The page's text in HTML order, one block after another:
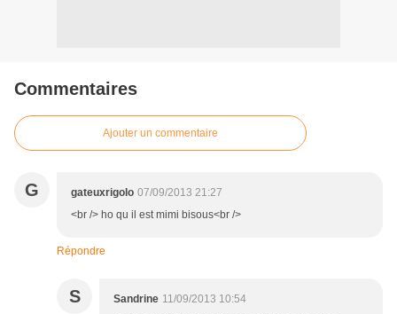
Commentaires
Ajouter un commentaire
G gateuxrigolo 07/09/2013 21:27
<br /> ho qu il est mimi bisous<br />
Répondre
S Sandrine 11/09/2013 10:54